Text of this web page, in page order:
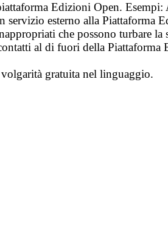
Edizioni Open.
esterno alla Piattaforma
che possono turbare
al di fuori della
volgarità gratuita nel linguaggio.